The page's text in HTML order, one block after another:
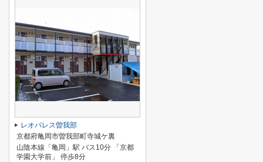
レオパレス曽我部
京都府亀岡市曽我部町寺城ケ裏
山陰本線「亀岡」駅 バス10分 「京都
学園大学前」 停歩8分